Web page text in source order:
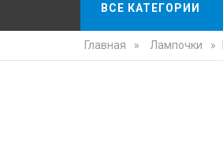
ВСЕ КАТЕГОРИИ
Главная » Лампочки »